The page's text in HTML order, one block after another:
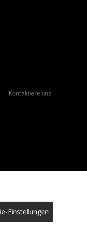
Kontaktiere uns
Sicherheit Datenschutz
Einstellungen